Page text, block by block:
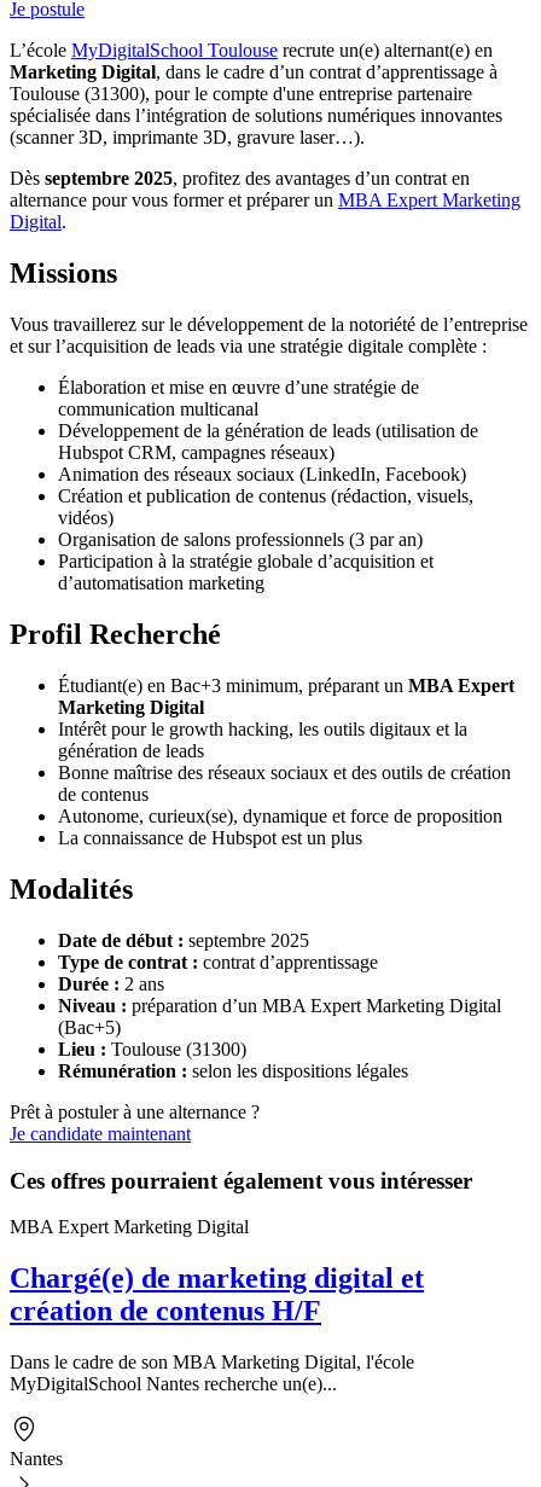
Je postule
L’école MyDigitalSchool Toulouse recrute un(e) alternant(e) en
Marketing Digital, dans le cadre d’un contrat d’apprentissage à
Toulouse (31300), pour le compte d'une entreprise partenaire
spécialisée dans l’intégration de solutions numériques innovantes
(scanner 3D, imprimante 3D, gravure laser…).
Dès septembre 2025, profitez des avantages d’un contrat en
alternance pour vous former et préparer un MBA Expert Marketing
Digital.
Missions
Vous travaillerez sur le développement de la notoriété de l’entreprise
et sur l’acquisition de leads via une stratégie digitale complète :
Élaboration et mise en œuvre d’une stratégie de
communication multicanal
Développement de la génération de leads (utilisation de
Hubspot CRM, campagnes réseaux)
Animation des réseaux sociaux (LinkedIn, Facebook)
Création et publication de contenus (rédaction, visuels,
vidéos)
Organisation de salons professionnels (3 par an)
Participation à la stratégie globale d’acquisition et
d’automatisation marketing
Profil Recherché
Étudiant(e) en Bac+3 minimum, préparant un MBA Expert
Marketing Digital
Intérêt pour le growth hacking, les outils digitaux et la
génération de leads
Bonne maîtrise des réseaux sociaux et des outils de création
de contenus
Autonome, curieux(se), dynamique et force de proposition
La connaissance de Hubspot est un plus
Modalités
Date de début : septembre 2025
Type de contrat : contrat d’apprentissage
Durée : 2 ans
Niveau : préparation d’un MBA Expert Marketing Digital
(Bac+5)
Lieu : Toulouse (31300)
Rémunération : selon les dispositions légales
Prêt à postuler à une alternance ?
Je candidate maintenant
Ces offres pourraient également vous intéresser
MBA Expert Marketing Digital
Chargé(e) de marketing digital et
création de contenus H/F
Dans le cadre de son MBA Marketing Digital, l'école
MyDigitalSchool Nantes recherche un(e)...
Nantes